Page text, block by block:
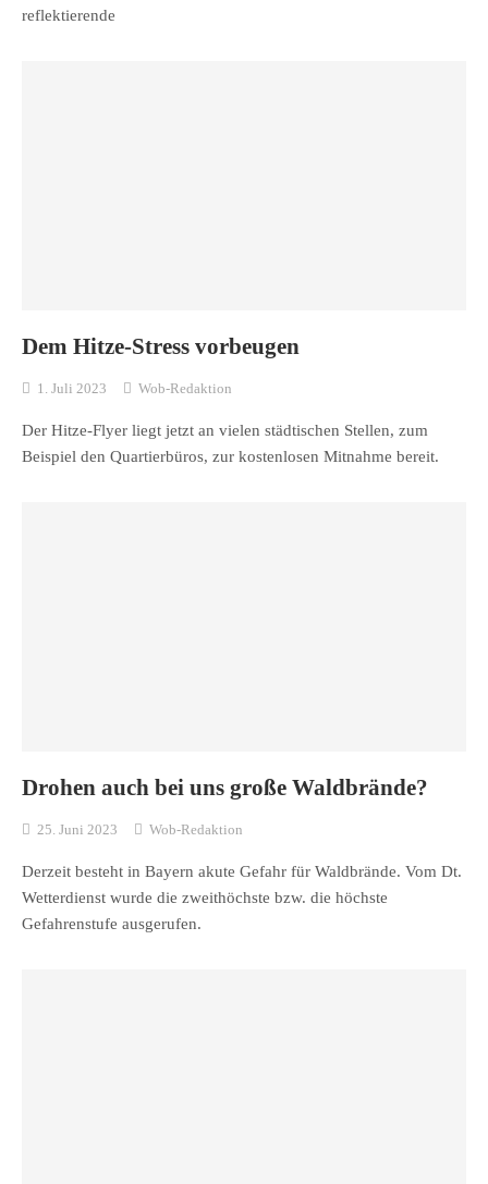
reflektierende
Dem Hitze-Stress vorbeugen
1. Juli 2023 Wob-Redaktion
Der Hitze-Flyer liegt jetzt an vielen städtischen Stellen, zum
Beispiel den Quartierbüros, zur kostenlosen Mitnahme bereit.
Drohen auch bei uns große Waldbrände?
25. Juni 2023 Wob-Redaktion
Derzeit besteht in Bayern akute Gefahr für Waldbrände. Vom Dt.
Wetterdienst wurde die zweithöchste bzw. die höchste
Gefahrenstufe ausgerufen.